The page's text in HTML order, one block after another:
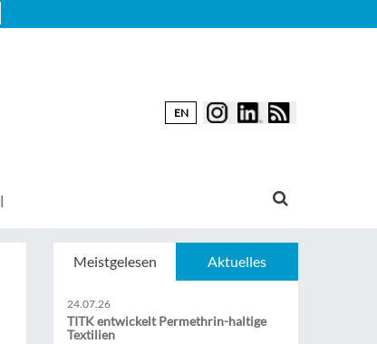
EN
Meistgelesen Aktuelles
24.07.26
TITK entwickelt Permethrin-haltige
Textilien